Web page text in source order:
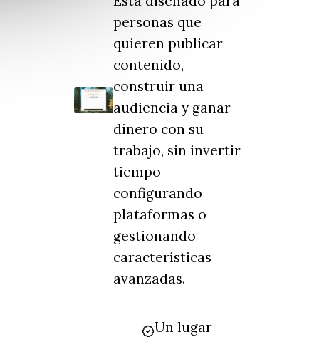
personas que
quieren publicar
contenido,
construir una
audiencia y ganar
dinero con su
trabajo, sin invertir
tiempo
configurando
plataformas o
gestionando
características
avanzadas.
Un lugar